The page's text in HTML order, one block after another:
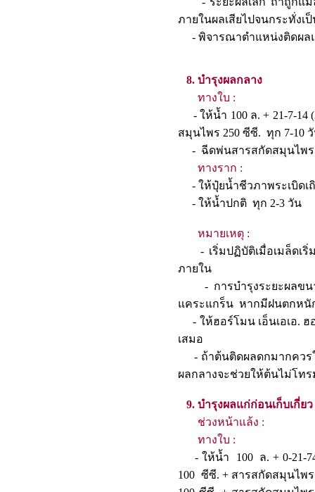
ภายในผลเสียไปจนกร
- พิจารณาตำแหน่งติดผลแ
8. บำรุงผลกลาง
ทางใบ :
- ให้น้ำ 100 ล. + 21-7-14
สมุนไพร 250 ซีซี. ทุก 7-10
- ฉีดพ่นสารสกัดสมุ
ทางราก :
- ให้ปุ๋ยน้ำชีวภาพระเบิดเถิ
- ให้น้ำปกติ ทุก 2-
หมายเหตุ :
- เริ่มปฏิบัติเมื่อเมล็ดเริ่ม
ภายใน
- การบำรุงระยะผลขนา
แคระแกร็น หากมีฝนตก
- ให้ฮอร์โมน เอ็นเอเอ. ฮ
เสมอ
- ถ้าต้นติดผลดกมากควรใ
ผลกลางจะช่วยให้ต้นไม่โ
9. บำรุงผลแก่ก่อนเก็บเกี่ยว
ช่วงหน้าแล้ง :
ทางใบ :
- ให้น้ำ 100 ล. + 0-21-
100 ซีซี. + สารสกัดสมุนไพ